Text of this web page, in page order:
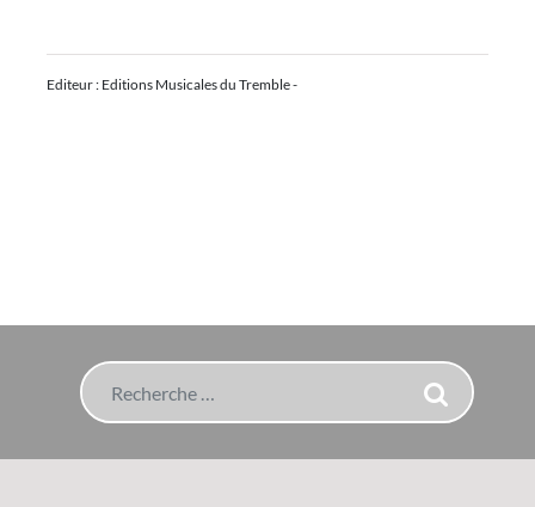
Editeur : Editions Musicales du Tremble -
Rechercher